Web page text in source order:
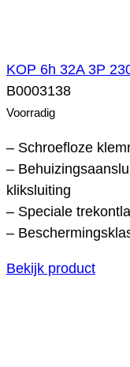
KOP 6h 32A 3P
B0003138
Voorradig
– Schroefloze
–
kliksluiting
– Speciale
–
Bekijk product